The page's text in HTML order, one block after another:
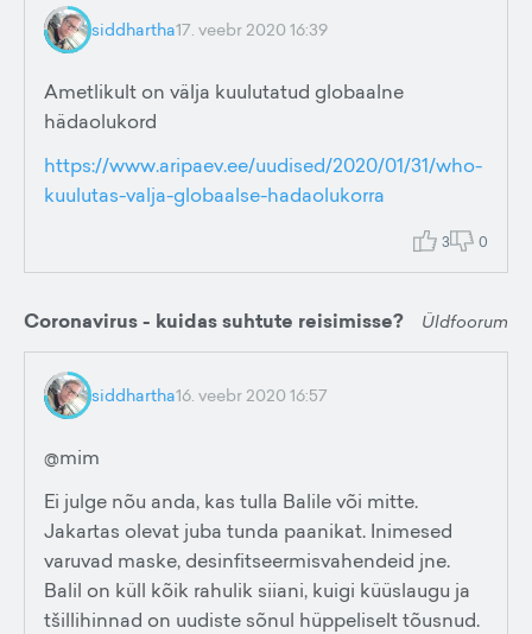
siddhartha17. veebr 2020 16:39
Ametlikult on välja kuulutatud globaalne
hädaolukord
https://www.aripaev.ee/uudised/2020/01/31/who-
kuulutas-valja-globaalse-hadaolukorra
3 0
Coronavirus - kuidas suhtute reisimisse? Üldfoorum
siddhartha16. veebr 2020 16:57
@mim
Ei julge nõu anda, kas tulla Balile või mitte.
Jakartas olevat juba tunda paanikat. Inimesed
varuvad maske, desinfitseermisvahendeid jne.
Balil on küll kõik rahulik siiani, kuigi küüslaugu ja
tšillihinnad on uudiste sõnul hüppeliselt tõusnud.